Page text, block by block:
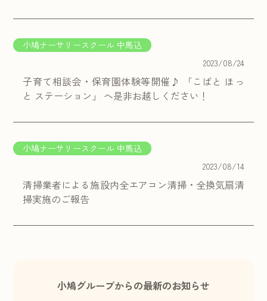
小鳩ナーサリースクール 中馬込
2023/08/24
子育て相談会・保育園体験等開催♪ 「こばと ほっ
と ステーション」 へ是非お越しください！
小鳩ナーサリースクール 中馬込
2023/08/14
清掃業者による施設内全エアコン清掃・全換気扇清
掃実施のご報告
小鳩グループからの最新のお知らせ